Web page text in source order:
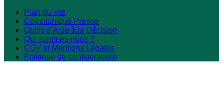
Plan du site
Communiqué Presse
Outils d’Aide à la Décision
Qui sommes-nous ?
CGV et Mentions Légales
Politique de confidentialité